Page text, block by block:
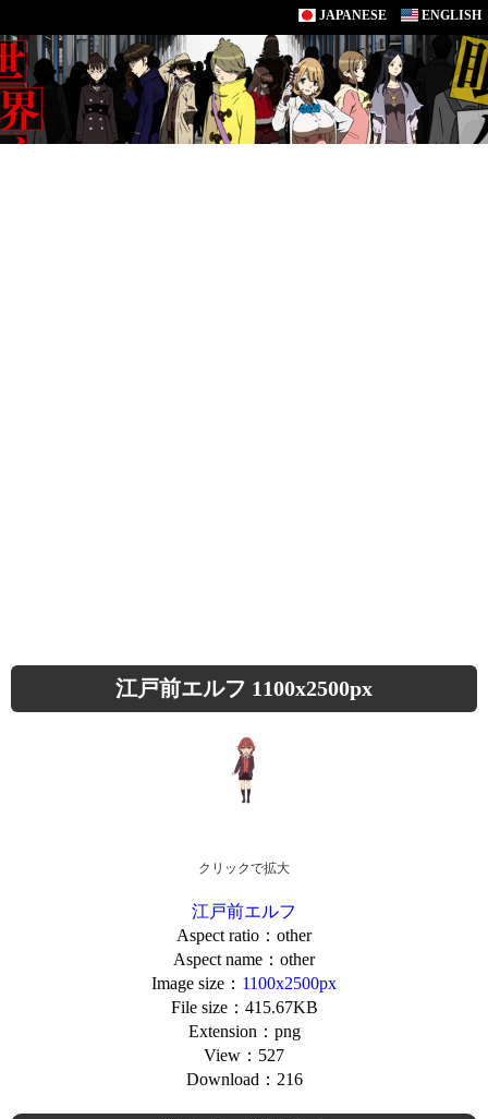
JAPANESE ENGLISH
江戸前エルフ 1100x2500px
クリックで拡大
江戸前エルフ
Aspect ratio：other
Aspect name：other
Image size： 1100x2500px
File size：415.67KB
Extension：png
View：527
Download：216